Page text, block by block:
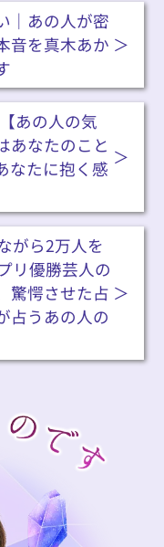
｜あの人が密
音を真木あか
あの人の気
あなたのこと
なたに抱く感
がら2万人を
リ優勝芸人の
驚愕させた占
占うあの人の